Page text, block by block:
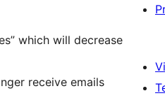
which will decrease
receive emails